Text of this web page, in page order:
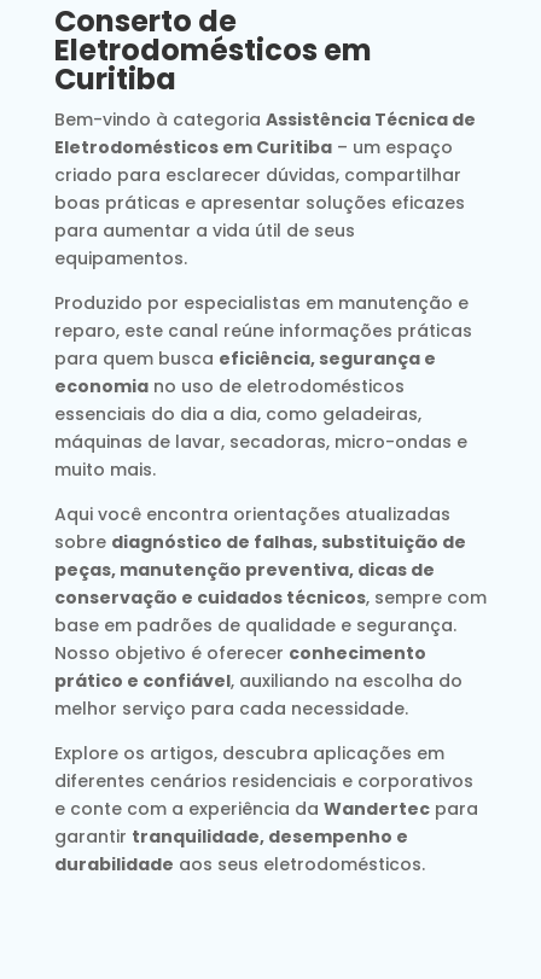
Conserto de
Eletrodomésticos em
Curitiba
Bem-vindo à categoria Assistência Técnica de
Eletrodomésticos em Curitiba– um espaço
criado para esclarecer dúvidas, compartilhar
boas práticas e apresentar soluções eficazes
para aumentar a vida útil de seus
equipamentos.
Produzido por especialistas em manutenção e
reparo, este canal reúne informações práticas
para quem busca eficiência, segurança e
economiano uso de eletrodomésticos
essenciais do dia a dia, como geladeiras,
máquinas de lavar, secadoras, micro-ondas e
muito mais.
Aqui você encontra orientações atualizadas
sobre diagnóstico de falhas, substituição de
peças, manutenção preventiva, dicas de
conservação e cuidados técnicos, sempre com
base em padrões de qualidade e segurança.
Nosso objetivo é oferecer conhecimento
prático e confiável, auxiliando na escolha do
melhor serviço para cada necessidade.
Explore os artigos, descubra aplicações em
diferentes cenários residenciais e corporativos
e conte com a experiência da Wandertecpara
garantir tranquilidade, desempenho e
durabilidade aos seus eletrodomésticos.